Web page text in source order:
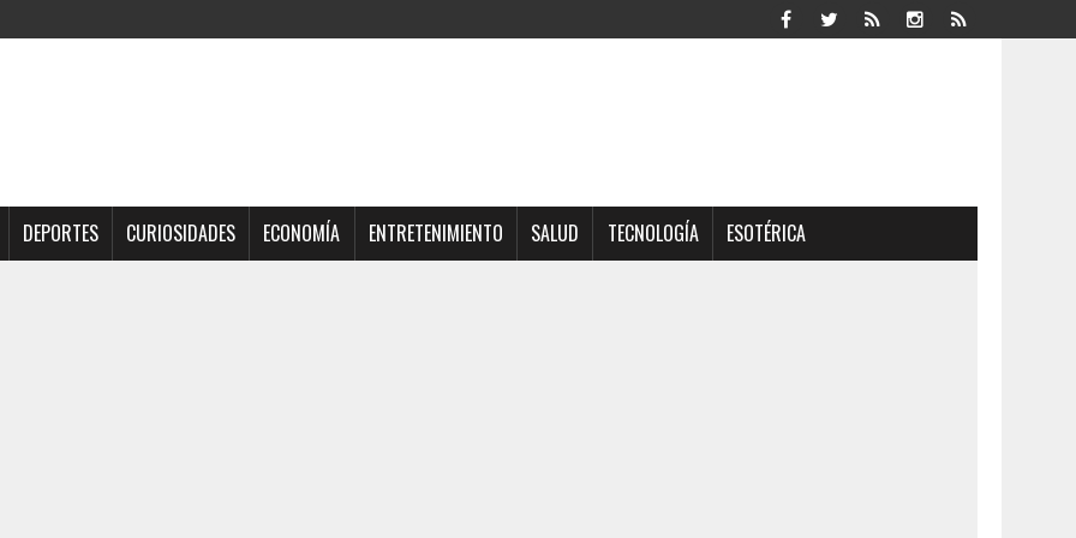
DEPORTES CURIOSIDADES ECONOMÍA ENTRETENIMIENTO SALUD TECNOLOGÍA ESOTÉRICA